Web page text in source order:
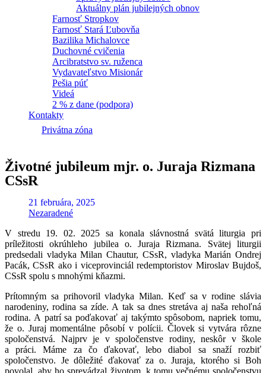
Aktuálny plán jubilejných obnov
Farnosť Stropkov
Farnosť Stará Ľubovňa
Bazilika Michalovce
Duchovné cvičenia
Arcibratstvo sv. ruženca
Vydavateľstvo Misionár
Pešia púť
Videá
2 % z dane (podpora)
Kontakty
Privátna zóna
Životné jubileum mjr. o. Juraja Rizmana
CSsR
21 februára, 2025
Nezaradené
V stredu 19. 02. 2025 sa konala slávnostná svätá liturgia pri
príležitosti okrúhleho jubilea o. Juraja Rizmana. Svätej liturgii
predsedali vladyka Milan Chautur, CSsR, vladyka Marián Ondrej
Pacák, CSsR ako i viceprovinciál redemptoristov Miroslav Bujdoš,
CSsR spolu s mnohými kňazmi.
Prítomným sa prihovoril vladyka Milan. Keď sa v rodine slávia
narodeniny, rodina sa zíde. A tak sa dnes stretáva aj naša rehoľná
rodina. A patrí sa poďakovať aj takýmto spôsobom, napriek tomu,
že o. Juraj momentálne pôsobí v polícii. Človek si vytvára rôzne
spoločenstvá. Najprv je v spoločenstve rodiny, neskôr v škole
a práci. Máme za čo ďakovať, lebo diabol sa snaží rozbiť
spoločenstvo. Je dôležité ďakovať za o. Juraja, ktorého si Boh
povolal, aby ho sprevádzal životom, k tomu večnému spoločenstvu